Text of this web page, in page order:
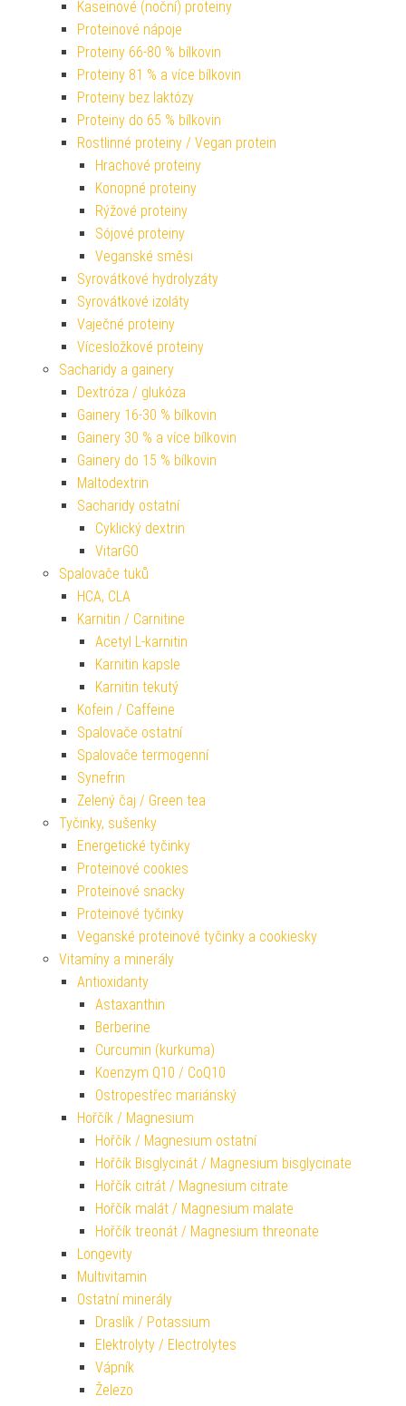
Kaseinové (noční) proteiny
Proteinové nápoje
Proteiny 66-80 % bílkovin
Proteiny 81 % a více bílkovin
Proteiny bez laktózy
Proteiny do 65 % bílkovin
Rostlinné proteiny / Vegan protein
Hrachové proteiny
Konopné proteiny
Rýžové proteiny
Sójové proteiny
Veganské směsi
Syrovátkové hydrolyzáty
Syrovátkové izoláty
Vaječné proteiny
Vícesložkové proteiny
Sacharidy a gainery
Dextróza / glukóza
Gainery 16-30 % bílkovin
Gainery 30 % a více bílkovin
Gainery do 15 % bílkovin
Maltodextrin
Sacharidy ostatní
Cyklický dextrin
VitarGO
Spalovače tuků
HCA, CLA
Karnitin / Carnitine
Acetyl L-karnitin
Karnitin kapsle
Karnitin tekutý
Kofein / Caffeine
Spalovače ostatní
Spalovače termogenní
Synefrin
Zelený čaj / Green tea
Tyčinky, sušenky
Energetické tyčinky
Proteinové cookies
Proteinové snacky
Proteinové tyčinky
Veganské proteinové tyčinky a cookiesky
Vitamíny a minerály
Antioxidanty
Astaxanthin
Berberine
Curcumin (kurkuma)
Koenzym Q10 / CoQ10
Ostropestřec mariánský
Hořčík / Magnesium
Hořčík / Magnesium ostatní
Hořčík Bisglycinát / Magnesium bisglycinate
Hořčík citrát / Magnesium citrate
Hořčík malát / Magnesium malate
Hořčík treonát / Magnesium threonate
Longevity
Multivitamin
Ostatní minerály
Draslík / Potassium
Elektrolyty / Electrolytes
Vápník
Železo